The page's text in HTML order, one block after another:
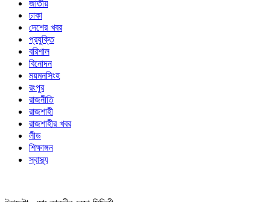
জাতীয়
ঢাকা
দেশের খবর
প্রযুক্তি
বরিশাল
বিনোদন
ময়মনসিংহ
রংপুর
রাজনীতি
রাজশাহী
রাজশাহীর খবর
লীড
শিক্ষাঙ্গন
স্বাস্থ্য